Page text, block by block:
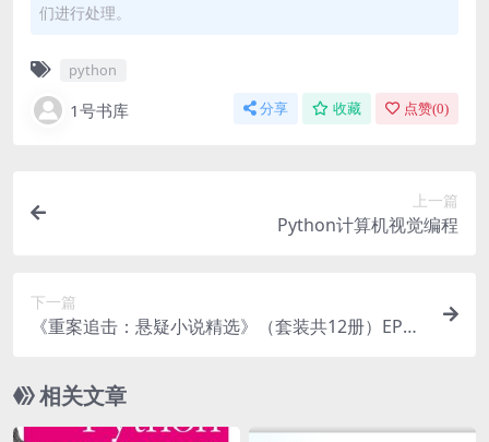
们进行处理。
python
1号书库 分享 收藏 点赞(0)
上一篇
Python计算机视觉编程
下一篇
《重案追击：悬疑小说精选》（套装共12册）EPU
相关文章